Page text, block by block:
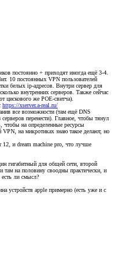
постоянно + приходят иногда ещё 3-4.
10 постоянных VPN пользователей
белых ip-адресов. Внутри сервер для
внутренних серверов. Также сейчас
цискового же POE-свитча).
https://xserver.a-real.ru/
все возможности (там ещё DNS
перенести). Главное, чтобы тянул
чтобы на определенные ресурсы
на микротиках знаю такое делают, но
и dream machine pro, что лучше
гигабитный для общей сети, второй
там на половину своодны практически, и
ли смысл?
устройств apple примерно (есть уже и с